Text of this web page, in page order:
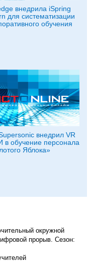
внедрила iSpring
для систематизации
обучения
внедрил VR
в обучение персонала
Яблока»
окружной
прорыв. Сезон: